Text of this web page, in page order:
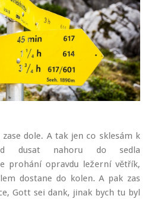
zase dole. A tak jen co sklesám k
dusat nahoru do sedla
prohání opravdu ležerní větřík,
dostane do kolen. A pak zas
Gott sei dank, jinak bych tu byl